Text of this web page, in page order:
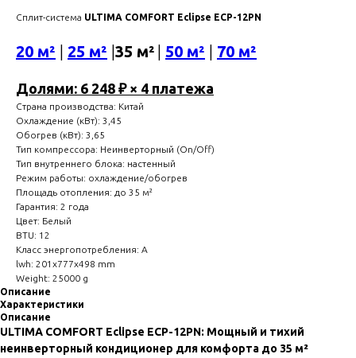
Сплит-система ULTIMA COMFORT Eclipse ECP-12PN
20 м² 25 м² 35 м² 50 м² 70 м²
Долями: 6 248 ₽ × 4 платежа
Страна производства: Китай
Охлаждение (кВт): 3,45
Обогрев (кВт): 3,65
Тип компрессора: Неинверторный (On/Off)
Тип внутреннего блока: настенный
Режим работы: охлаждение/обогрев
Площадь отопления: до 35 м²
Гарантия: 2 года
Цвет: Белый
BTU: 12
Класс энергопотребления: A
lwh: 201x777x498 mm
Weight: 25000 g
Описание
Характеристики
Описание
ULTIMA COMFORT Eclipse ECP-12PN: Мощный и тихий
неинверторный кондиционер для комфорта до 35 м²